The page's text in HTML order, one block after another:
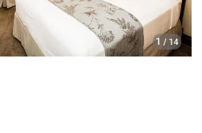
1 / 14